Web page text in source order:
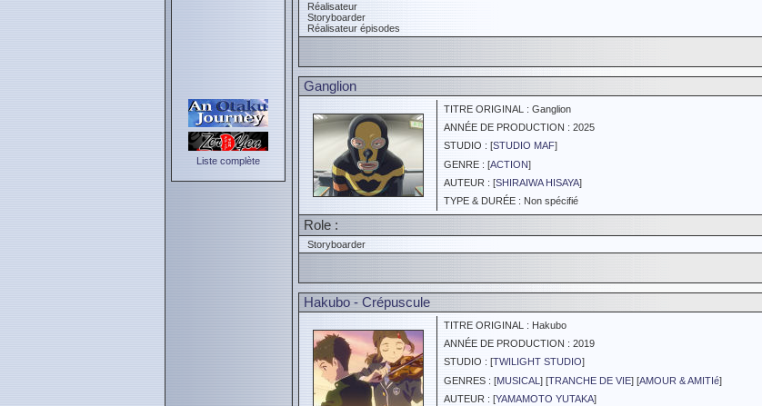
Liste complète
Réalisateur
Storyboarder
Réalisateur épisodes
Ganglion
TITRE ORIGINAL : Ganglion
ANNÉE DE PRODUCTION : 2025
STUDIO : [STUDIO MAF]
GENRE : [ACTION]
AUTEUR : [SHIRAIWA HISAYA]
TYPE & DURÉE : Non spécifié
Role :
Storyboarder
Hakubo - Crépuscule
TITRE ORIGINAL : Hakubo
ANNÉE DE PRODUCTION : 2019
STUDIO : [TWILIGHT STUDIO]
GENRES : [MUSICAL ] [TRANCHE DE VIE] [AMOUR & AMITIé]
AUTEUR : [YAMAMOTO YUTAKA]